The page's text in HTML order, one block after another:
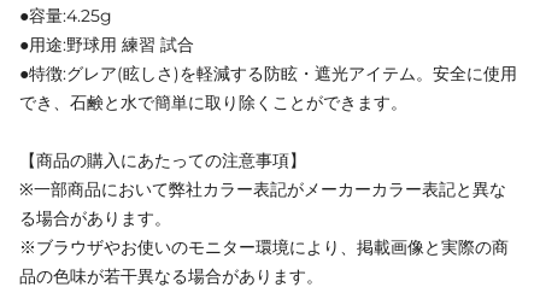
●容量:4.25g
●用途:野球用 練習 試合
●特徴:グレア(眩しさ)を軽減する防眩・遮光アイテム。安全に使用
でき、石鹸と水で簡単に取り除くことができます。
【商品の購入にあたっての注意事項】
※一部商品において弊社カラー表記がメーカーカラー表記と異な
る場合があります。
※ブラウザやお使いのモニター環境により、掲載画像と実際の商
品の色味が若干異なる場合があります。